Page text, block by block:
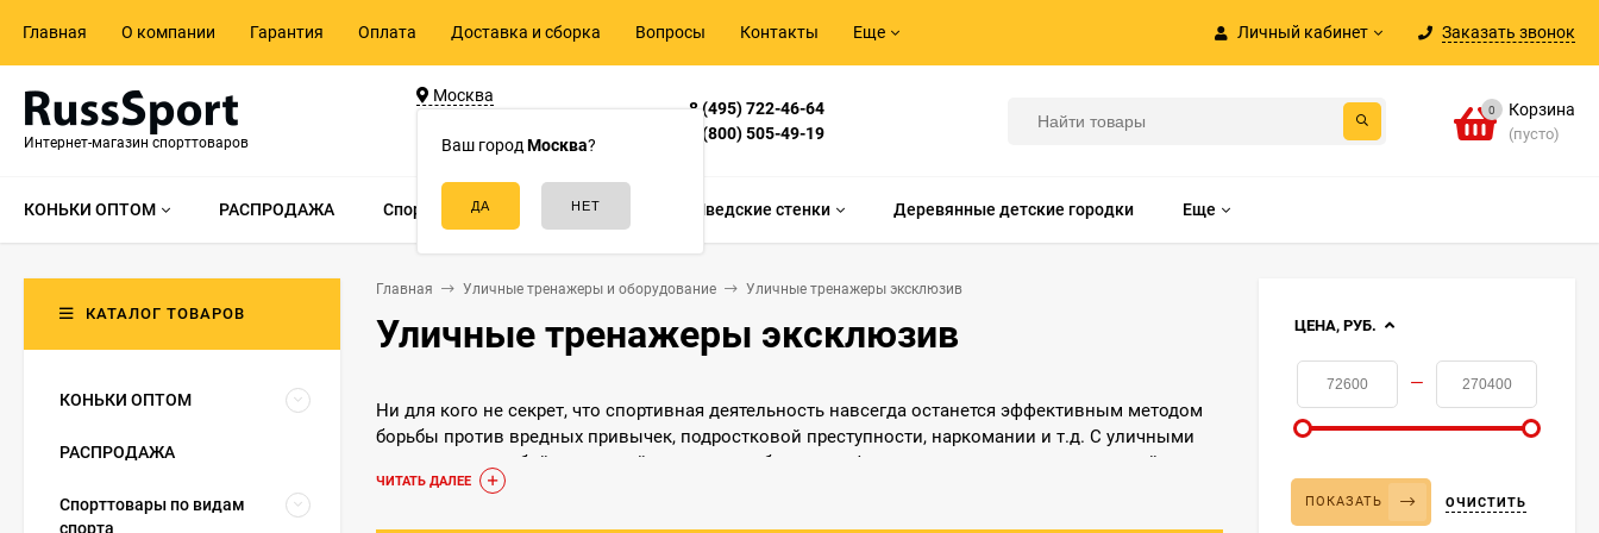
Личный кабинет Заказать звонок
Главная О компании Гарантия Оплата Доставка и сборка Вопросы Контакты Еще
Интернет-магазин спорттоваров
Москва
Ваш город Москва?
д.55, стр.1
8 (495) 722-46-64
8 (800) 505-49-19
0 Корзина
(пусто)
КОНЬКИ ОПТОМ РАСПРОДАЖА Спорттовары по видам спорта Шведские стенки Деревянные детские городки Еще
Главная Уличные тренажеры и оборудование Уличные тренажеры эксклюзив
Уличные тренажеры эксклюзив
Ни для кого не секрет, что спортивная деятельность навсегда останется эффективным методом
борьбы против вредных привычек, подростковой преступности, наркомании и т.д. С уличными
тренажерами любой желающий сможет приобщиться к физкультуре и спорту, держать свой
организм в тонусе и совершенствовать свое тело.
ЧИТАТЬ ДАЛЕЕ
КАТАЛОГ ТОВАРОВ
КОНЬКИ ОПТОМ
РАСПРОДАЖА
Спорттовары по видам
спорта
ЦЕНА, РУБ.
—
ПОКАЗАТЬ ОЧИСТИТЬ